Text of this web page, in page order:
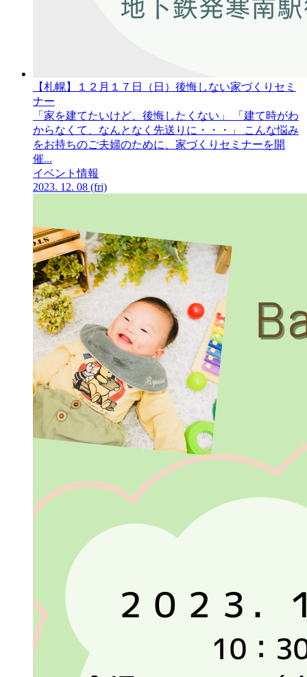
【札幌】１２月１７日 （日） 後悔しない家づくりセミ
ナー
「家を建てたいけど、後悔したくない」 「建て時がわ
からなくて、なんとなく先送りに・・・」 こんな悩み
をお持ちのご夫婦のために、家づくりセミナーを開
催...
イベント情報
2023. 12. 08 (fri)